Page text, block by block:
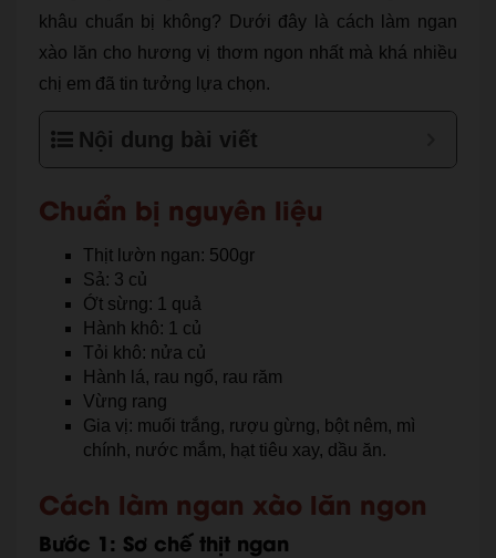
khâu chuẩn bị không? Dưới đây là cách làm ngan
xào lăn cho hương vị thơm ngon nhất mà khá nhiều
chị em đã tin tưởng lựa chọn.
Nội dung bài viết
Chuẩn bị nguyên liệu
Thịt lườn ngan: 500gr
Sả: 3 củ
Ớt sừng: 1 quả
Hành khô: 1 củ
Tỏi khô: nửa củ
Hành lá, rau ngổ, rau răm
Vừng rang
Gia vị: muối trắng, rượu gừng, bột nêm, mì
chính, nước mắm, hạt tiêu xay, dầu ăn.
Cách làm ngan xào lăn ngon
Bước 1: Sơ chế thịt ngan